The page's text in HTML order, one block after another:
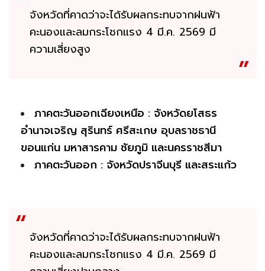
จังหวัดที่คาดว่าจะได้รับผลกระทบจากฝนฟ้า
คะนองและลมกระโชกแรง 4 มี.ค. 2569 มี
ความเสี่ยงสูง
ภาคตะวันออกเฉียงเหนือ : จังหวัดยโสธร
อำนาจเจริญ สุรินทร์ ศรีสะเกษ อุบลราชธานี
ขอนแก่น มหาสารคาม ชัยภูมิ และนครราชสีมา
ภาคตะวันออก : จังหวัดปราจีนบุรี และสระแก้ว
จังหวัดที่คาดว่าจะได้รับผลกระทบจากฝนฟ้า
คะนองและลมกระโชกแรง 4 มี.ค. 2569 มี